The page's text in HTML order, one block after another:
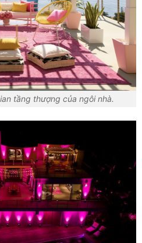
tầng thượng của ngôi nhà.